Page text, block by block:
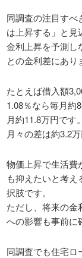
同調査の注目すべ
は上昇する」と見
金利上昇を予測し
との金利差にあり
たとえば借入額
1.08％なら毎月約
月約11.8万円です。
月々の差は約3.2
物価上昇で生活費
も抑えたいと考
択肢です。
ただし、将来の金
への影響も事前に
同調査でも住宅ロ